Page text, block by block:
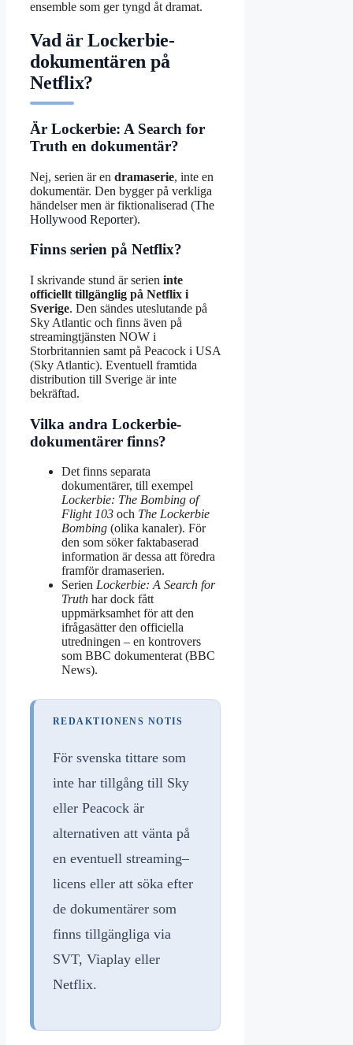
ensemble som ger tyngd åt dramat.
Vad är Lockerbie-
dokumentären på
Netflix?
Är Lockerbie: A Search for
Truth en dokumentär?
Nej, serien är en dramaserie, inte en
dokumentär. Den bygger på verkliga
händelser men är fiktionaliserad (The
Hollywood Reporter).
Finns serien på Netflix?
I skrivande stund är serien inte
officiellt tillgänglig på Netflix i
Sverige. Den sändes uteslutande på
Sky Atlantic och finns även på
streamingtjänsten NOW i
Storbritannien samt på Peacock i USA
(Sky Atlantic). Eventuell framtida
distribution till Sverige är inte
bekräftad.
Vilka andra Lockerbie-
dokumentärer finns?
Det finns separata
dokumentärer, till exempel
Lockerbie: The Bombing of
Flight 103 och The Lockerbie
Bombing (olika kanaler). För
den som söker faktabaserad
information är dessa att föredra
framför dramaserien.
Serien Lockerbie: A Search for
Truth har dock fått
uppmärksamhet för att den
ifrågasätter den officiella
utredningen – en kontrovers
som BBC dokumenterat (BBC
News).
REDAKTIONENS NOTIS
För svenska tittare som
inte har tillgång till Sky
eller Peacock är
alternativen att vänta på
en eventuell streaming–
licens eller att söka efter
de dokumentärer som
finns tillgängliga via
SVT, Viaplay eller
Netflix.